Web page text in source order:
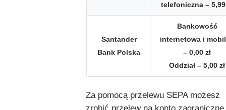
telefoniczna – 5,99
Santander
Bank Polska
Bankowość
internetowa i
– 0,00 zł
Oddział – 5,00 zł
Za pomocą przelewu SEPA możesz